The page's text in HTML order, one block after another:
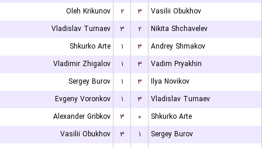
Oleh Krikunov
۲ ۳
Vasilii Obukhov
Vladislav Turnaev
۳ ۲
Nikita Shchavelev
Shkurko Arte
۱ ۳
Andrey Shmakov
Vladimir Zhigalov
۱ ۳
Vadim Pryakhin
Sergey Burov
۱ ۳
Ilya Novikov
Evgeny Voronkov
۱ ۳
Vladislav Turnaev
Alexander Gribkov
۳ ۰
Shkurko Arte
Vasilii Obukhov
۳ ۱
Sergey Burov